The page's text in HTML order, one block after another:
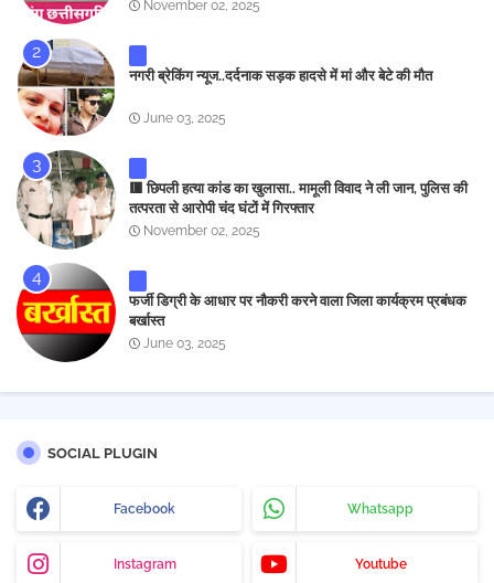
November 02, 2025
नगरी ब्रेकिंग न्यूज..दर्दनाक सड़क हादसे में मां और बेटे की मौत
June 03, 2025
🟥 छिपली हत्या कांड का खुलासा.. मामूली विवाद ने ली जान, पुलिस की
तत्परता से आरोपी चंद घंटों में गिरफ्तार
November 02, 2025
फर्जी डिग्री के आधार पर नौकरी करने वाला जिला कार्यक्रम प्रबंधक
बर्खास्त
June 03, 2025
SOCIAL PLUGIN
Facebook Whatsapp
Instagram Youtube